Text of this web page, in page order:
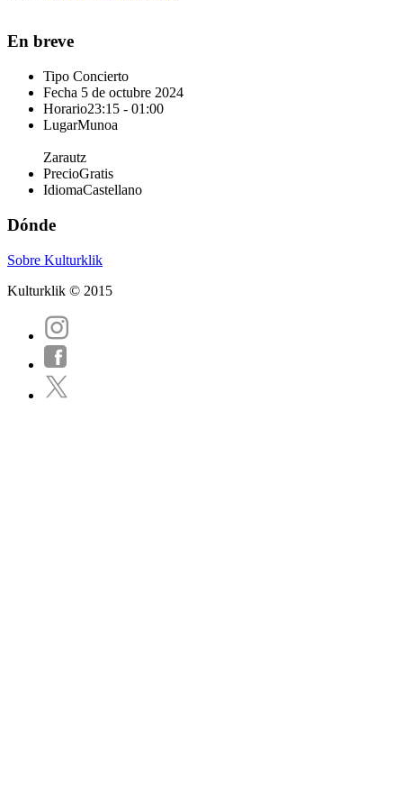
En breve
Tipo Concierto
Fecha 5 de octubre 2024
Horario23:15 - 01:00
LugarMunoa
Zarautz
PrecioGratis
IdiomaCastellano
Dónde
Sobre Kulturklik
Kulturklik © 2015